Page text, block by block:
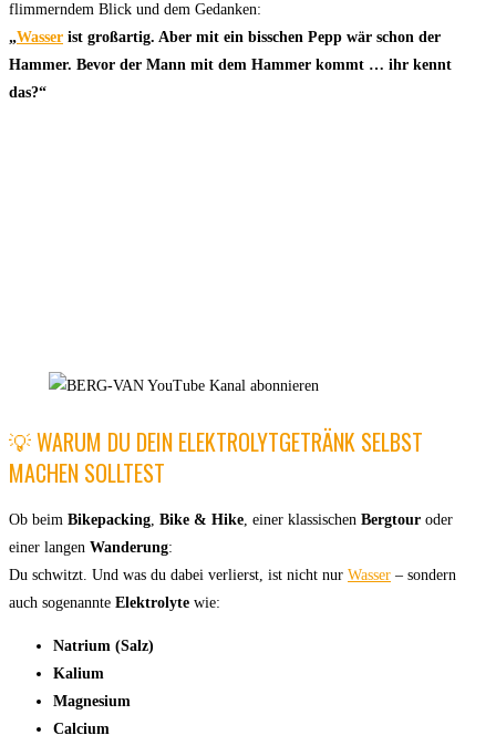
flimmerndem Blick und dem Gedanken:
„Wasser ist großartig. Aber mit ein bisschen Pepp wär schon der
Hammer. Bevor der Mann mit dem Hammer kommt … ihr kennt
das?“
💡 WARUM DU DEIN ELEKTROLYTGETRÄNK SELBST
MACHEN SOLLTEST
Ob beim Bikepacking, Bike & Hike, einer klassischen Bergtour oder
einer langen Wanderung:
Du schwitzt. Und was du dabei verlierst, ist nicht nur Wasser – sondern
auch sogenannte Elektrolyte wie:
Natrium (Salz)
Kalium
Magnesium
Calcium